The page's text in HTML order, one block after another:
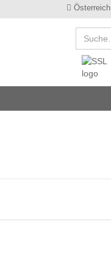
Österreich